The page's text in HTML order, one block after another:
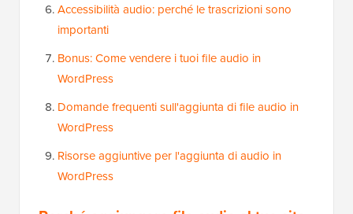
Accessibilità audio: perché le trascrizioni sono
importanti
Bonus: Come vendere i tuoi file audio in
WordPress
Domande frequenti sull'aggiunta di file audio in
WordPress
Risorse aggiuntive per l'aggiunta di audio in
WordPress